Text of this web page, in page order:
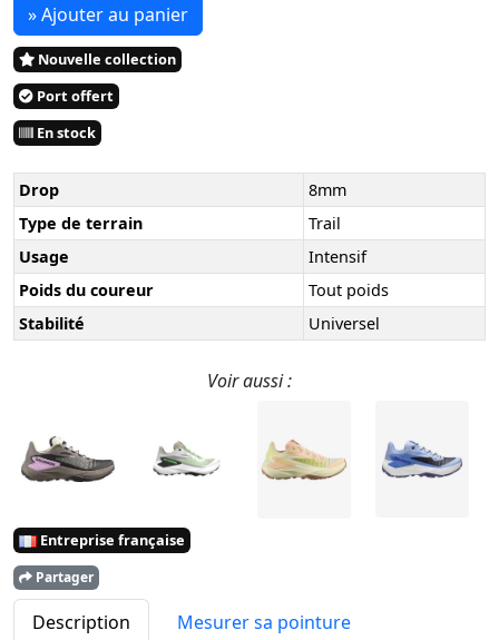
» Ajouter au panier
Nouvelle collection
Port offert
En stock
Drop
8mm
Type de terrain
Trail
Usage
Intensif
Poids du coureur
Tout poids
Stabilité
Universel
Voir aussi :
Entreprise française
Partager
Description
Mesurer sa pointure